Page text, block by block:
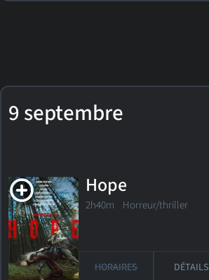
9 septembre
Hope
2h40m Horreur/thriller
HORAIRES DÉTAILS